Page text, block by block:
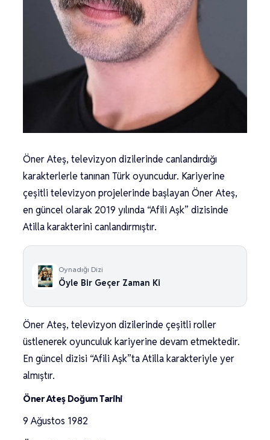
Öner Ateş, televizyon dizilerinde canlandırdığı
karakterlerle tanınan Türk oyuncudur. Kariyerine
çeşitli televizyon projelerinde başlayan Öner Ateş,
en güncel olarak 2019 yılında “Afili Aşk” dizisinde
Atilla karakterini canlandırmıştır.
Oynadığı Dizi
Öyle Bir Geçer Zaman Ki
Öner Ateş, televizyon dizilerinde çeşitli roller
üstlenerek oyunculuk kariyerine devam etmektedir.
En güncel dizisi “Afili Aşk”ta Atilla karakteriyle yer
almıştır.
Öner Ateş Doğum Tarihi
9 Ağustos 1982